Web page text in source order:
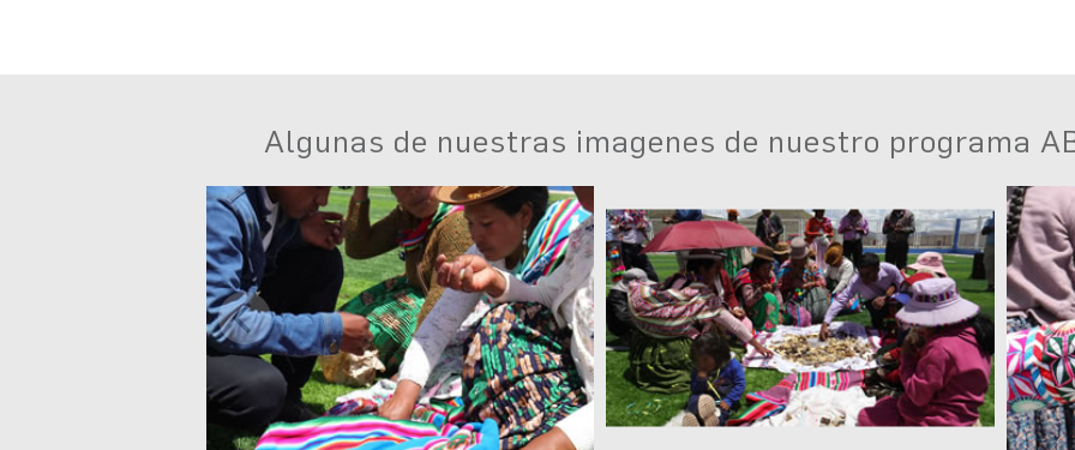
Algunas de nuestras imagenes de nuestro programa